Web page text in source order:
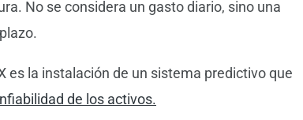
No se considera un gasto diario, sino una
es la instalación de un sistema predictivo que
de los activos.